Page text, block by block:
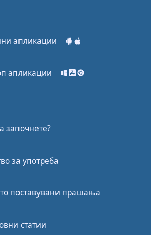
апликации
апликации
започнете?
за употреба
поставувани прашања
статии